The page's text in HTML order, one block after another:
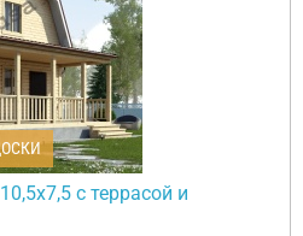
с террасой и